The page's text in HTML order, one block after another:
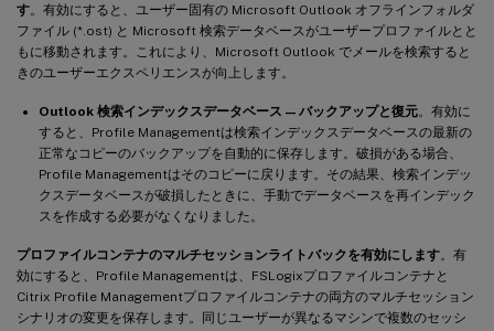
す。有効にすると、ユーザー固有の Microsoft Outlook オフラインフォルダ
ファイル (*.ost) と Microsoft 検索データベースがユーザープロファイルとと
もに移動されます。これにより、Microsoft Outlook でメールを検索すると
きのユーザーエクスペリエンスが向上します。
Outlook 検索インデックスデータベース — バックアップと復元。有効に
すると、Profile Managementは検索インデックスデータベースの最新の
正常なコピーのバックアップを自動的に保存します。破損がある場合、
Profile Managementはそのコピーに戻ります。その結果、検索インデッ
クスデータベースが破損したときに、手動でデータベースを再インデック
スを作成する必要がなくなりました。
プロファイルコンテナのマルチセッションライトバックを有効にします。有
効にすると、Profile Managementは、FSLogixプロファイルコンテナと
Citrix Profile Managementプロファイルコンテナの両方のマルチセッション
シナリオの変更を保存します。同じユーザーが異なるマシンで複数のセッシ